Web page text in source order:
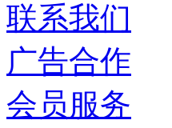
联系我们
广告合作
会员服务